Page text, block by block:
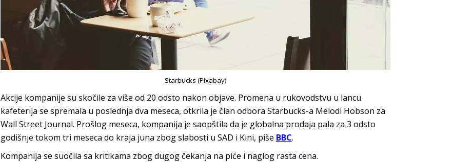
Starbucks (Pixabay)
Akcije kompanije su skočile za više od 20 odsto nakon objave. Promena u rukovodstvu u lancu
kafeterija se spremala u poslednja dva meseca, otkrila je član odbora Starbucks-a Melodi Hobson za
Wall Street Journal. Prošlog meseca, kompanija je saopštila da je globalna prodaja pala za 3 odsto
godišnje tokom tri meseca do kraja juna zbog slabosti u SAD i Kini, piše BBC.
Kompanija se suočila sa kritikama zbog dugog čekanja na piće i naglog rasta cena.